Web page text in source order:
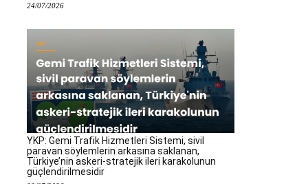
24/07/2026
YKP: Gemi Trafik Hizmetleri Sistemi, sivil
paravan söylemlerin arkasına saklanan,
Türkiye’nin askeri-stratejik ileri karakolunun
güçlendirilmesidir